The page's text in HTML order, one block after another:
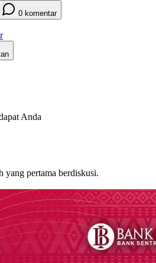
0 komentar
Anda
yang pertama berdiskusi.